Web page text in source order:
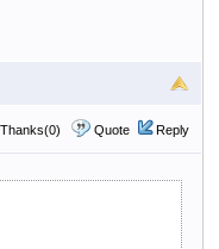
Thanks(0) Quote Reply